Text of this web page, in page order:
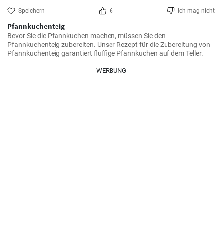
Speichern 6 Ich mag nicht
Pfannkuchenteig
Bevor Sie die Pfannkuchen machen, müssen Sie den
Pfannkuchenteig zubereiten. Unser Rezept für die Zubereitung von
Pfannkuchenteig garantiert fluffige Pfannkuchen auf dem Teller.
WERBUNG